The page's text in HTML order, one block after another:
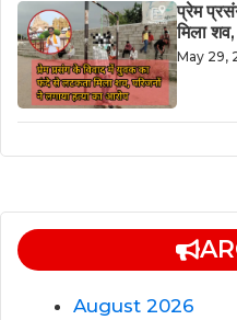
​प्रेम
मिला
May 29,
August 2026